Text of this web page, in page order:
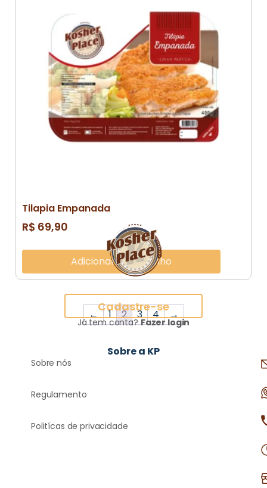
Tilapia Empanada
R$ 69,90
Adicionar ao carrinho
← 1 2 3 4 →
Cadastre-se
Já tem conta?Fazer login
Sobre a KP
Sobre nós
Regulamento
Politícas de privacidade